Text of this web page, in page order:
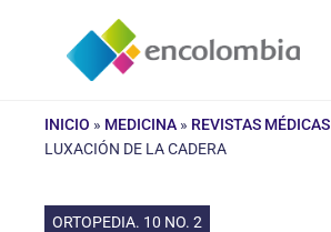
contenido
INICIO » MEDICINA » REVISTAS MÉDICAS
LUXACIÓN DE LA CADERA
ORTOPEDIA. 10 NO. 2